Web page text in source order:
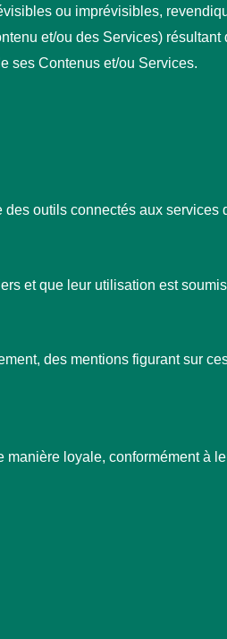
ou imprévisibles,
et/ou des Services) résultant
ses Contenus et/ou Services.
outils connectés aux
et que leur utilisation est
des mentions figurant sur
loyale, conformément à